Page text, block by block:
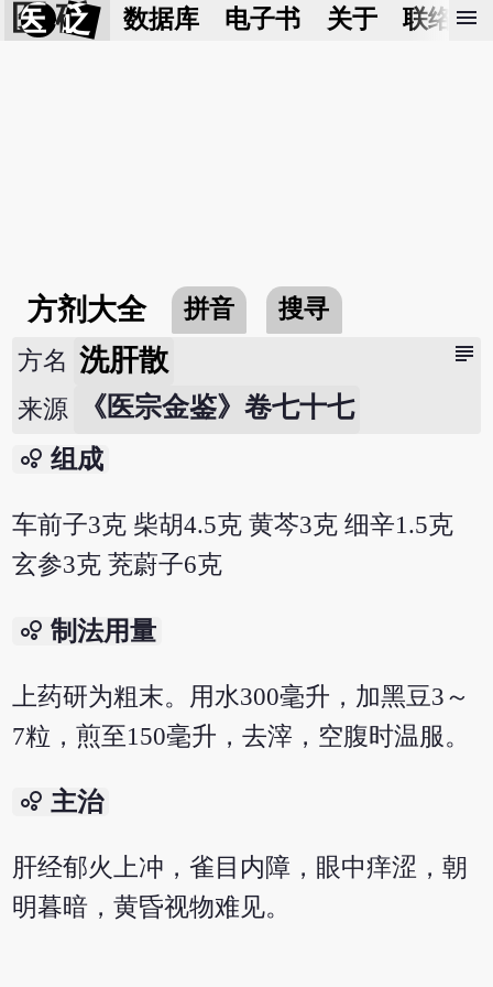
医 砭 数据库 电子书 关于 联络我
menu
方剂大全 拼音 搜寻
subject
方名 洗肝散
来源 《医宗金鉴》卷七十七
bubble_chart 组成
车前子3克 柴胡4.5克 黄芩3克 细辛1.5克
玄参3克 茺蔚子6克
bubble_chart 制法用量
上药研为粗末。用水300毫升，加黑豆3～
7粒，煎至150毫升，去滓，空腹时温服。
bubble_chart 主治
肝经郁火上冲，雀目内障，眼中痒涩，朝
明暮暗，黄昏视物难见。